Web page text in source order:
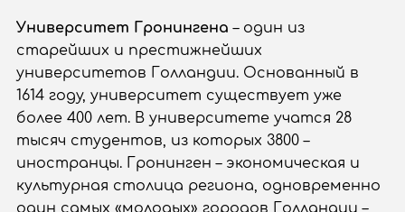
Университет Гронингена – один из
старейших и престижнейших
университетов Голландии. Основанный в
1614 году, университет существует уже
более 400 лет. В университете учатся 28
тысяч студентов, из которых 3800 –
иностранцы. Гронинген – экономическая и
культурная столица региона, одновременно
один самых «молодых» городов Голландии –